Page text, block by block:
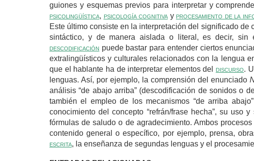
guiones y esquemas previos para interpretar y
psicolingüística, psicología cognitiva y procesamiento de la
Este último consiste en la interpretación del significado
sintáctico, y de manera aislada o literal, es decir, sin
descodificación puede bastar para entender ciertos
extralingüísticos y culturales relacionados con la lengua
que el hablante ha de interpretar elementos del discurso.
lenguas. Así, por ejemplo, la comprensión del enunciado
análisis “de abajo arriba” (descodificación de sonidos o
también el empleo de los mecanismos “de arriba
conocimiento del concepto “refrán/frase hecha”, su uso
fórmulas de saludo o de agradecimiento. Ambos
contenido general o específico, por ejemplo, prensa,
escrita, la enseñanza de segundas lenguas y el